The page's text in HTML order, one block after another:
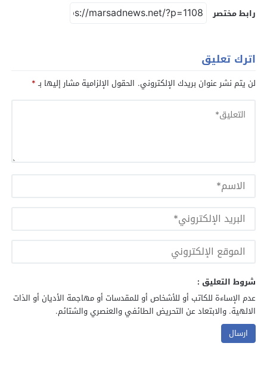
رابط مختصر
اترك تعليق
لن يتم نشر عنوان بريدك الإلكتروني. الحقول الإلزامية مشار إليها بـ*
شروط التعليق :
عدم الإساءة للكاتب أو للأشخاص أو للمقدسات أو مهاجمة الأديان أو الذات
الالهية. والابتعاد عن التحريض الطائفي والعنصري والشتائم.